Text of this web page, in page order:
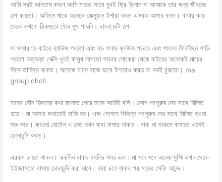
আমি সবই জানতাম কারণ আমি মায়ের সাথে খুবই ফ্রি ছিলাম মা আমাকে তার জন্য জীবনের
গল্প বলতো। অফিসে মাকে অনেকে সেক্সুয়াল ইশারা করত এসবও আমার বলত। বাবার কাছ
থেকে কখনো ঠিকমতো যৌন সুখ পায়নি। বাংলা চটি গল্প
মা সাধারণত বাইরে ব্লাউজ পরতো এবং বড় গলার ব্লাউজ পড়তে এবং পাতলা ফিনফিনে শাড়ি
পরতো অত্যন্ত সেক্সি খুবই কামুখ লাগতো পাড়ার লোকেরা থেকে বাইরের অনেকেই মায়ের
দিকে তাকিয়ে থাকত। অনেকে মাকে বাজে ভাবে ইশারাও করত মা সবই বুঝতো। ma
group choti
মায়ের যৌন জিবনের কথা জানতে পেরে মাকে আমিই বলি। কোন পরপুরুষ দের সাথে মিলিত
হতে। মা আমার কথাতেই রাজি হয়। এবং গোপনে বিভিন্ন পরপুরুষ দের সাথে মিলিত হওয়া
শুরু করে। কখনো হোটেল এ যেত যখন বাবা বাসায় থাকত। বাবা না থাকলে বাসাতে এসেই
চোদাচুদি করত।
এরকম চলতে থাকল। একদিন বাবার বদলির খবর এল। মা মনে মনে অনেক খুশি৷ এখন থেকে
ইইচ্ছামতো বাসায় চোদাচুদি করা যাবে। বাবা চলে যাবার পর মায়ের সেকি আনন্দ।